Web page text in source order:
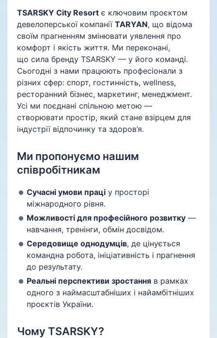
TSARSKY City Resort є ключовим проєктом
девелоперської компанії TARYAN, що відома
своїм прагненням змінювати уявлення про
комфорт і якість життя. Ми переконані,
що сила бренду TSARSKY — у його команді.
Сьогодні з нами працюють професіонали з
різних сфер: спорт, гостинність, wellness,
ресторанний бізнес, маркетинг, менеджмент.
Усі ми поєднані спільною метою —
створювати простір, який стане взірцем для
індустрії відпочинку та здоров’я.
Ми пропонуємо нашим
співробітникам
Сучасні умови праці у просторі
міжнародного рівня.
Можливості для професійного розвитку —
навчання, тренінги, обмін досвідом.
Середовище однодумців, де цінується
командна робота, ініціативність і прагнення
до результату.
Реальні перспективи зростання в рамках
одного з наймасштабніших і найамбітніших
проєктів України.
Чому TSARSKY?